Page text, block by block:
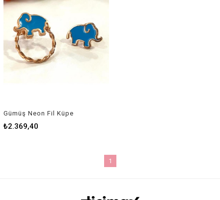
Gümüş Neon Fil Küpe
₺2.369,40
1